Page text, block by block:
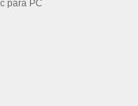
para PC